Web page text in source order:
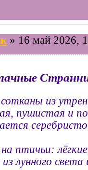
» 16 май 2026,
из
пушистая и
птичьи:
лунного света